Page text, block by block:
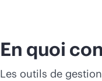
En quoi
Les outils de